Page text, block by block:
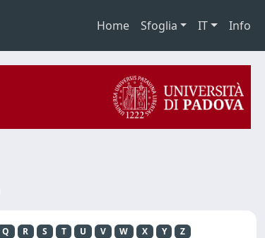
Home Sfoglia IT Info
Q R S T U V W X Y Z